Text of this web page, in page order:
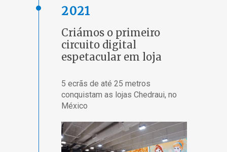
2021
Criámos o primeiro
circuito digital
espetacular em loja
5 ecrãs de até 25 metros
conquistam as lojas Chedraui, no
México